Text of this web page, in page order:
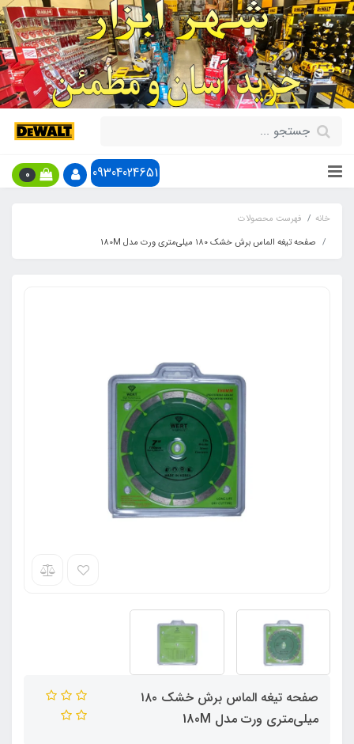
09304024651
0
خانه
فهرست محصولات
صفحه تیغه الماس برش خشک ۱۸۰ میلی‌متری ورت مدل 180M
صفحه تیغه الماس برش خشک ۱۸۰
میلی‌متری ورت مدل 180M